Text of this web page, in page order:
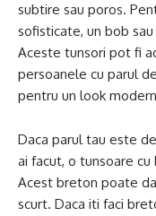
subtire sau poros.
sofisticate, un bob
Aceste tunsori pot fi
persoanele cu parul
pentru un look
Daca parul tau este
ai facut, o tunsoare
Acest breton poate
scurt. Daca iti faci